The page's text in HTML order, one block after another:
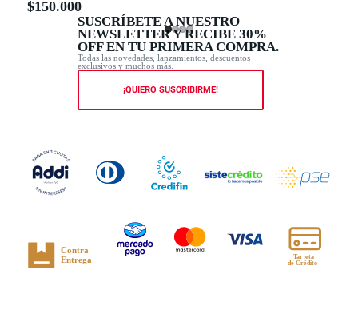
$150.000
SUSCRÍBETE A NUESTRO
NEWSLETTER Y RECIBE 30%
OFF EN TU PRIMERA COMPRA.
Todas las novedades, lanzamientos, descuentos
exclusivos y muchos más.
¡QUIERO SUSCRIBIRME!